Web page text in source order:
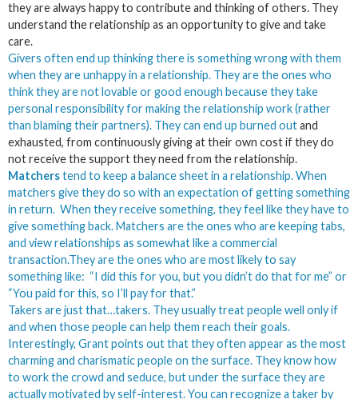
they are always happy to contribute and thinking of others. They
understand the relationship as an opportunity to give and take
care.
Givers often end up thinking there is something wrong with them
when they are unhappy in a relationship. They are the ones who
think they are not lovable or good enough because they take
personal responsibility for making the relationship work (rather
than blaming their partners). They can end up burned outand
exhausted, from continuously giving at their own cost if they do
not receive the support they need from the relationship.
Matcherstend to keep a balance sheet in a relationship. When
matchers give they do so with an expectation of getting something
in return. When they receive something, they feel like they have to
give something back. Matchers are the ones who are keeping tabs,
and view relationships as somewhat like a commercial
transaction.They are the ones who are most likely to say
something like: “I did this for you, but you didn’t do that for me” or
“You paid for this, so I’ll pay for that.”
Takers are just that…takers. They usually treat people well only if
and when those people can help them reach their goals.
Interestingly, Grant points out that they often appear as the most
charming and charismatic people on the surface. They know how
to work the crowd and seduce, but under the surface they are
actually motivated by self-interest. You can recognize a taker by